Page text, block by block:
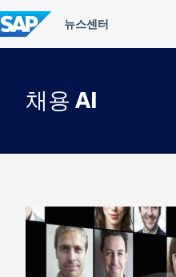
텐
츠
건
채용 AI